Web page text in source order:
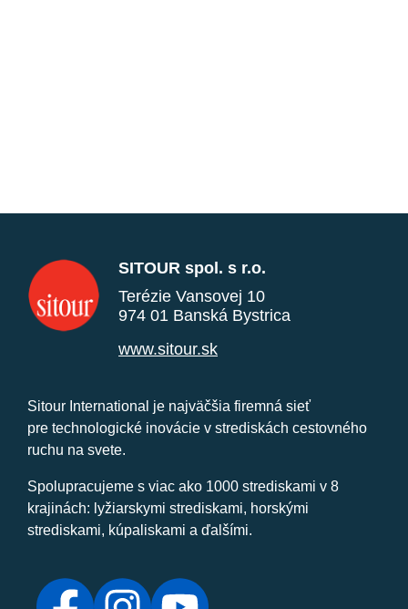
SITOUR spol. s r.o.
Terézie Vansovej 10
974 01 Banská Bystrica
www.sitour.sk
Sitour International je najväčšia firemná sieť
pre technologické inovácie v strediskách cestovného
ruchu na svete.
Spolupracujeme s viac ako 1000 strediskami v 8
krajinách: lyžiarskymi strediskami, horskými
strediskami, kúpaliskami a ďalšími.